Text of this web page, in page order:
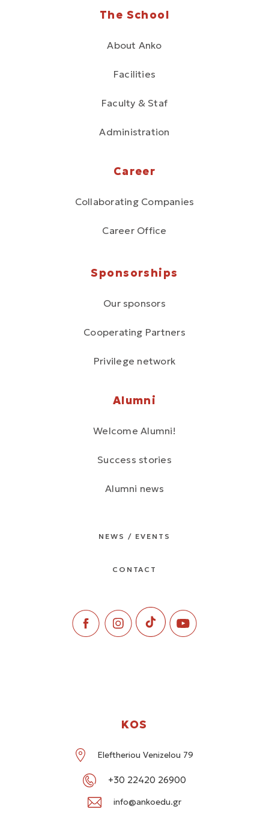
The School
About Anko
Facilities
Faculty & Staf
Administration
Career
Collaborating Companies
Career Office
Sponsorships
Our sponsors
Cooperating Partners
Privilege network
Alumni
Welcome Alumni!
Success stories
Alumni news
NEWS / EVENTS
CONTACT
KOS
Eleftheriou Venizelou 79
+30 22420 26900
info@ankoedu.gr